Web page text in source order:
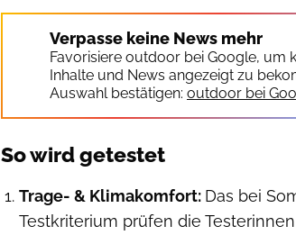
Verpasse keine News mehr
Favorisiere outdoor bei Google, um
Inhalte und News angezeigt zu
Auswahl bestätigen: outdoor bei
So wird getestet
Trage- & Klimakomfort: Das bei
Testkriterium prüfen die